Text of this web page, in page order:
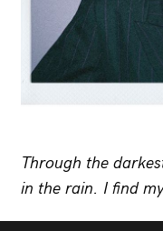
Through the
in the rain. I find